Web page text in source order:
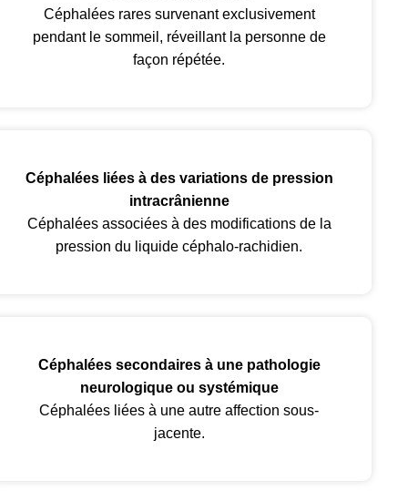
Céphalées rares survenant exclusivement
pendant le sommeil, réveillant la personne de
façon répétée.
Céphalées liées à des variations de pression
intracrânienne
Céphalées associées à des modifications de la
pression du liquide céphalo-rachidien.
Céphalées secondaires à une pathologie
neurologique ou systémique
Céphalées liées à une autre affection sous-
jacente.